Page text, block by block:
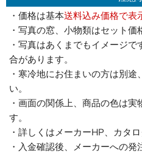
・価格は基本送料込み価格で表
・写真の窓、小物類はセット価
・写真はあくまでもイメージ
合があります。
・寒冷地にお住まいの方は別
い。
・画面の関係上、商品の色は
す。
・詳しくはメーカーHP、カタ
・入金確認後、メーカーへの発